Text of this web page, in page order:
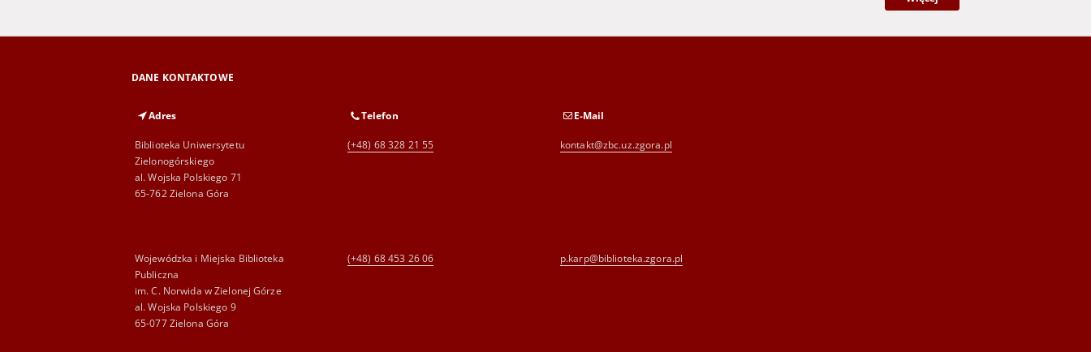
DANE KONTAKTOWE
Adres
Biblioteka Uniwersytetu
Zielonogórskiego
al. Wojska Polskiego 71
65-762 Zielona Góra
Telefon
(+48) 68 328 21 55
E-Mail
kontakt@zbc.uz.zgora.pl
Wojewódzka i Miejska Biblioteka
Publiczna
im. C. Norwida w Zielonej Górze
al. Wojska Polskiego 9
65-077 Zielona Góra
(+48) 68 453 26 06 p.karp@biblioteka.zgora.pl